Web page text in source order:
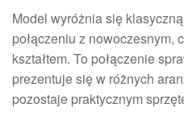
Model wyróżnia się
połączeniu z nowoczesnym,
kształtem. To połączenie
prezentuje się w różnych
pozostaje praktycznym